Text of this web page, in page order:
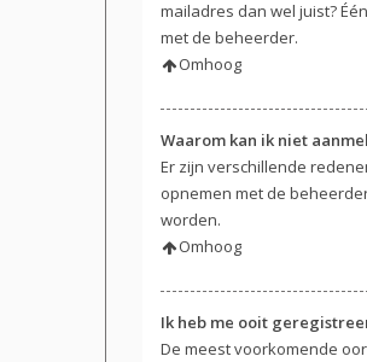
mailadres dan wel juist?
met de beheerder.
Omhoog
Waarom kan ik niet
Er zijn verschillende
opnemen met de
worden.
Omhoog
Ik heb me ooit
De meest voorkomende